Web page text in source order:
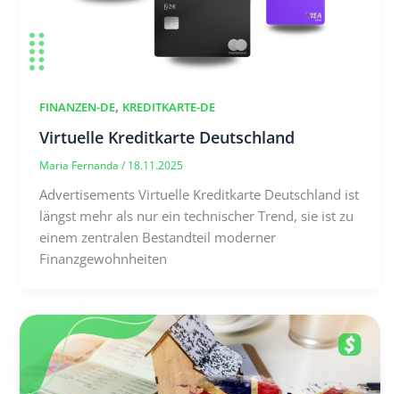
FINANZEN-DE, KREDITKARTE-DE
Virtuelle Kreditkarte Deutschland
Maria Fernanda/ 18.11.2025
Advertisements Virtuelle Kreditkarte Deutschland ist
längst mehr als nur ein technischer Trend, sie ist zu
einem zentralen Bestandteil moderner
Finanzgewohnheiten